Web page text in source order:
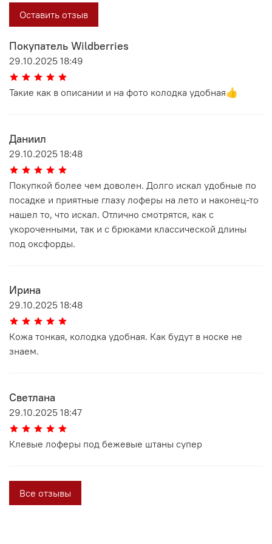
Покупатель Wildberries
29.10.2025 18:49
Такие как в описании и на фото колодка удобная👍
Даниил
29.10.2025 18:48
Покупкой более чем доволен. Долго искал удобные по
посадке и приятные глазу лоферы на лето и наконец-то
нашел то, что искал. Отлично смотрятся, как с
укороченными, так и с брюками классической длины
под оксфорды.
Ирина
29.10.2025 18:48
Кожа тонкая, колодка удобная. Как будут в носке не
знаем.
Светлана
29.10.2025 18:47
Клевые лоферы под бежевые штаны супер
Все отзывы
Оставить отзыв